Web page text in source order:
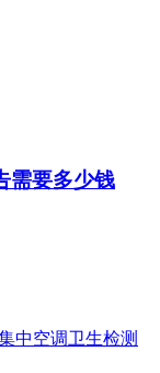
需要多少钱
中空调卫生检测